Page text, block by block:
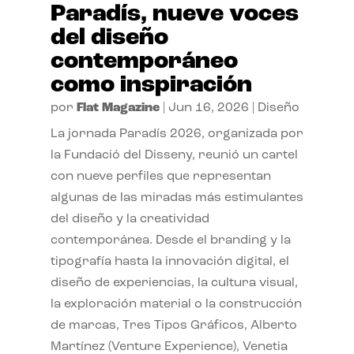
Paradís, nueve voces
del diseño
contemporáneo
como inspiración
por Flat Magazine| Jun 16, 2026 Diseño
La jornada Paradís 2026, organizada por
la Fundació del Disseny, reunió un cartel
con nueve perfiles que representan
algunas de las miradas más estimulantes
del diseño y la creatividad
contemporánea. Desde el branding y la
tipografía hasta la innovación digital, el
diseño de experiencias, la cultura visual,
la exploración material o la construcción
de marcas, Tres Tipos Gráficos, Alberto
Martínez (Venture Experience), Venetia